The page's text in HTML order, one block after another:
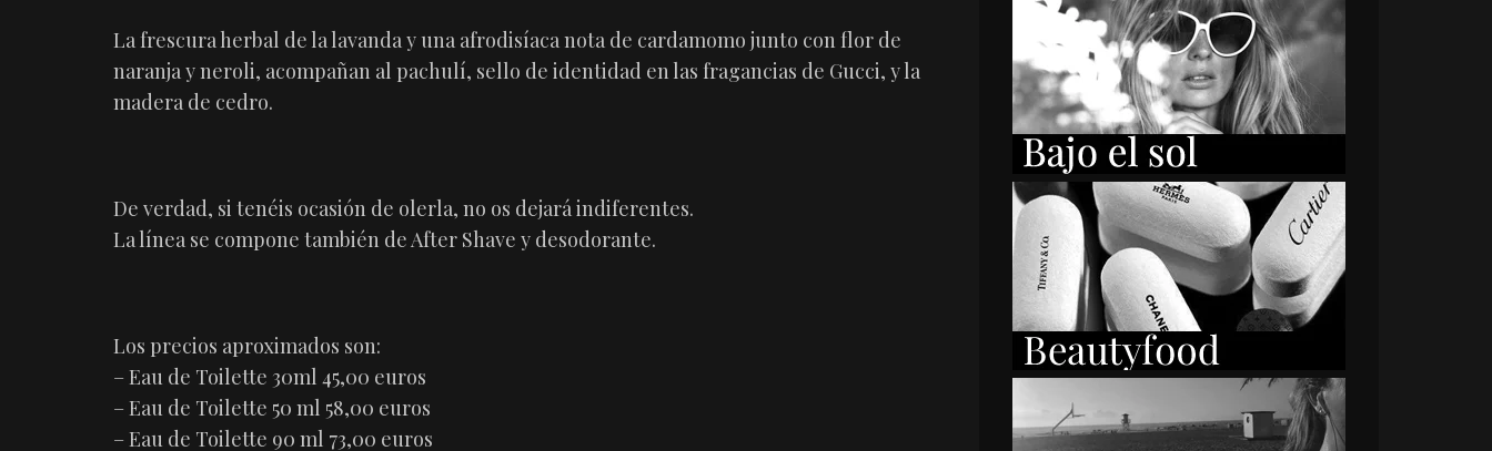
La frescura herbal de la lavanda y una afrodisíaca nota de cardamomo junto con flor de
naranja y neroli, acompañan al pachulí, sello de identidad en las fragancias de Gucci, y la
madera de cedro.
De verdad, si tenéis ocasión de olerla, no os dejará indiferentes.
La línea se compone también de After Shave y desodorante.
Los precios aproximados son:
– Eau de Toilette 30ml 45,00 euros
– Eau de Toilette 50 ml 58,00 euros
– Eau de Toilette 90 ml 73,00 euros